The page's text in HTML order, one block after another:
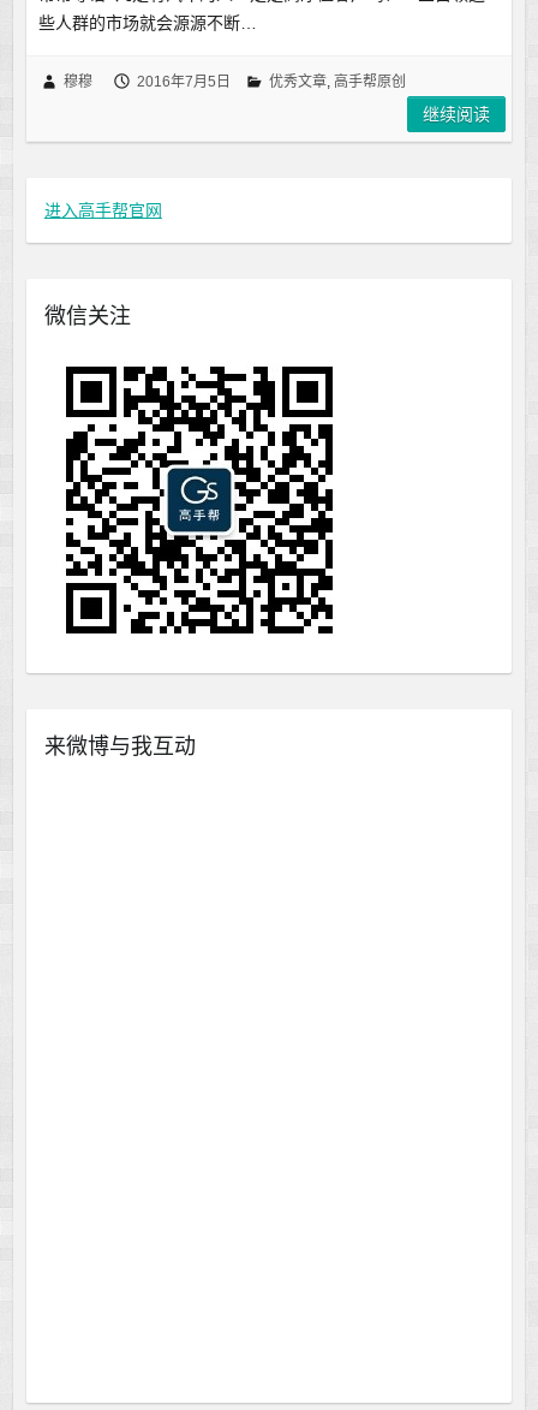
些人群的市场就会源源不断…
穆穆 2016年7月5日 优秀文章, 高手帮原创
继续阅读
进入高手帮官网
微信关注
来微博与我互动